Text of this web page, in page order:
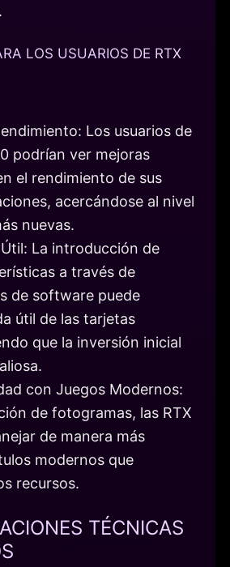
LOS USUARIOS DE RTX
Los usuarios de
podrían ver mejoras
el rendimiento de sus
acercándose al nivel
nuevas.
La introducción de
a través de
de software puede
útil de las tarjetas
que la inversión inicial
con Juegos Modernos:
de fotogramas, las RTX
de manera más
modernos que
recursos.
TÉCNICAS